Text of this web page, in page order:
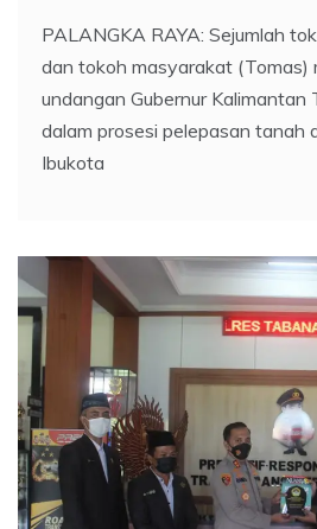
PALANGKA RAYA: Sejumlah
dan tokoh masyarakat (Tomas)
undangan Gubernur Kalimantan
dalam prosesi pelepasan tanah
Ibukota